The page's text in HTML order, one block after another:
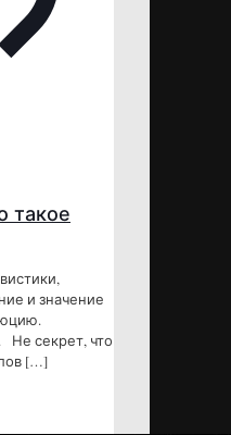
такое
и значение
Не секрет, что
[…]